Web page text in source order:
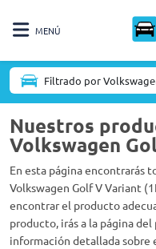
MENÚ
Filtrado por
Nuestros
Volkswagen
En esta página encontrarás
Volkswagen Golf V Variant
encontrar el producto
producto, irás a la página
información detallada sobre